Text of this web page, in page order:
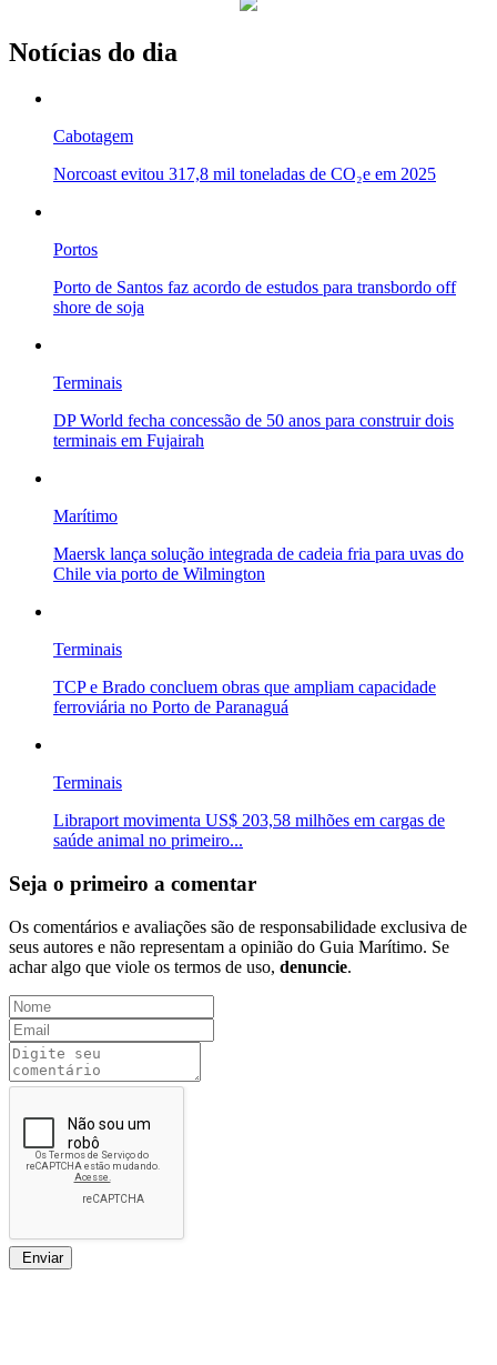
Notícias do dia
Cabotagem
Norcoast evitou 317,8 mil toneladas de CO₂e em 2025
Portos
Porto de Santos faz acordo de estudos para transbordo off
shore de soja
Terminais
DP World fecha concessão de 50 anos para construir dois
terminais em Fujairah
Marítimo
Maersk lança solução integrada de cadeia fria para uvas do
Chile via porto de Wilmington
Terminais
TCP e Brado concluem obras que ampliam capacidade
ferroviária no Porto de Paranaguá
Terminais
Libraport movimenta US$ 203,58 milhões em cargas de
saúde animal no primeiro...
Seja o primeiro a comentar
Os comentários e avaliações são de responsabilidade exclusiva de
seus autores e não representam a opinião do Guia Marítimo. Se
achar algo que viole os termos de uso, denuncie.
Enviar